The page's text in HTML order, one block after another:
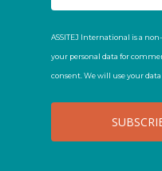
ASSITEJ International is a
your personal data for
consent. We will use your